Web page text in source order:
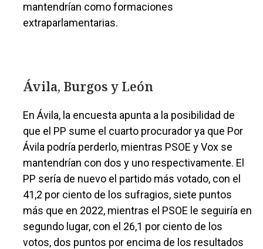
mantendrían como formaciones
extraparlamentarias.
Ávila, Burgos y León
En Ávila, la encuesta apunta a la posibilidad de
que el PP sume el cuarto procurador ya que Por
Ávila podría perderlo, mientras PSOE y Vox se
mantendrían con dos y uno respectivamente. El
PP sería de nuevo el partido más votado, con el
41,2 por ciento de los sufragios, siete puntos
más que en 2022, mientras el PSOE le seguiría en
segundo lugar, con el 26,1 por ciento de los
votos, dos puntos por encima de los resultados